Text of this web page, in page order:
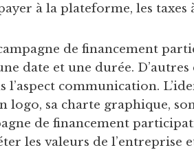
à la plateforme, les
de financement
date et une durée.
l’aspect communication.
logo, sa charte graphique,
de financement
les valeurs de l’entreprise